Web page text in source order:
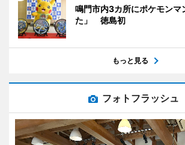
鳴門市内3カ所にポケモンマ
た」 徳島初
もっと見る
フォトフラッシュ